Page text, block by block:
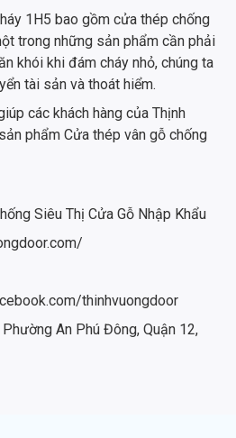
1H5 bao gồm cửa thép chống
trong những sản phẩm cần phải
khói khi đám cháy nhỏ, chúng ta
tài sản và thoát hiểm.
các khách hàng của Thịnh
phẩm Cửa thép vân gỗ chống
Siêu Thị Cửa Gỗ Nhập Khẩu
thinhvuongdoor
An Phú Đông, Quận 12,